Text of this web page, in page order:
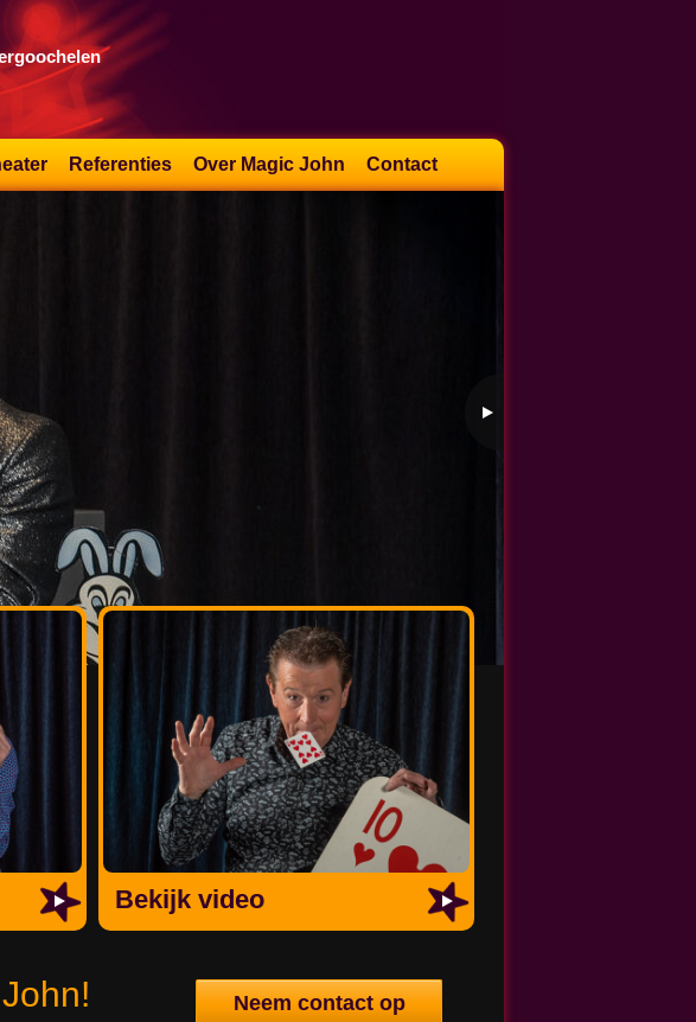
Referenties Over Magic John Contact
Bekijk video
Neem contact op